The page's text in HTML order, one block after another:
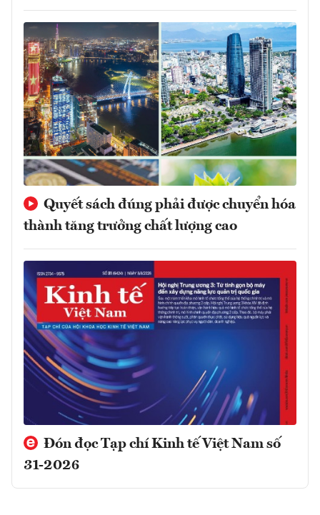
Quyết sách đúng phải được chuyển hóa
thành tăng trưởng chất lượng cao
Đón đọc Tạp chí Kinh tế Việt Nam số
31-2026